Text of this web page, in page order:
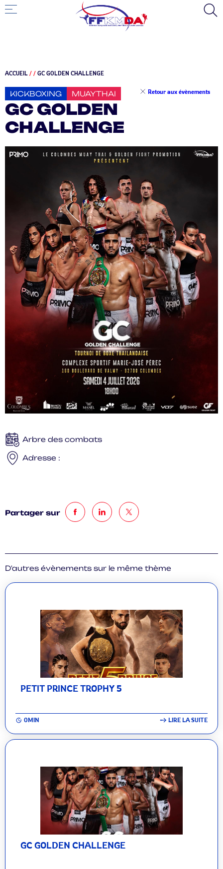
ACCUEIL / / GC GOLDEN CHALLENGE
KICKBOXING MUAYTHAI Retour aux évènements
GC GOLDEN
CHALLENGE
Arbre des combats
Adresse :
Partager sur
D'autres évènements sur le même thème
PETIT PRINCE TROPHY 5
0MIN LIRE LA SUITE
GC GOLDEN CHALLENGE